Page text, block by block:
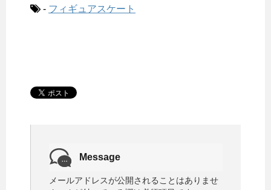
- フィギュアスケート
Message
メールアドレスが公開されることはありませ